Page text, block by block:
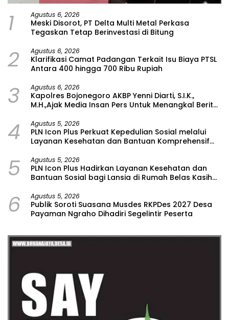
1 Agustus 6, 2026
Meski Disorot, PT Delta Multi Metal Perkasa
Tegaskan Tetap Berinvestasi di Bitung
2 Agustus 6, 2026
Klarifikasi Camat Padangan Terkait Isu Biaya PTSL
Antara 400 hingga 700 Ribu Rupiah
3 Agustus 6, 2026
Kapolres Bojonegoro AKBP Yenni Diarti, S.I.K.,
M.H.,Ajak Media Insan Pers Untuk Menangkal Berita
4 Agustus 5, 2026
PLN Icon Plus Perkuat Kepedulian Sosial melalui
Layanan Kesehatan dan Bantuan Komprehensif
5 Agustus 5, 2026
PLN Icon Plus Hadirkan Layanan Kesehatan dan
Bantuan Sosial bagi Lansia di Rumah Belas Kasih
6 Agustus 5, 2026
Publik Soroti Suasana Musdes RKPDes 2027 Desa
Payaman Ngraho Dihadiri Segelintir Peserta